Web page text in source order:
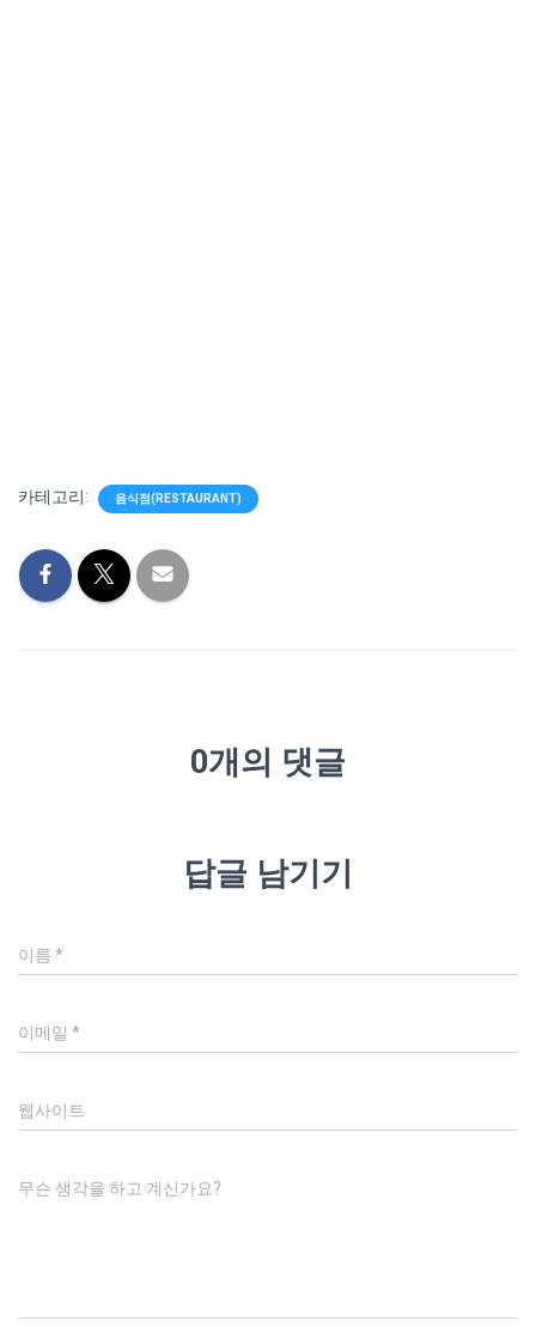
카테고리: 음식점(RESTAURANT)
0개의 댓글
답글 남기기
이름 *
이메일 *
웹사이트
무슨 생각을 하고 계신가요?